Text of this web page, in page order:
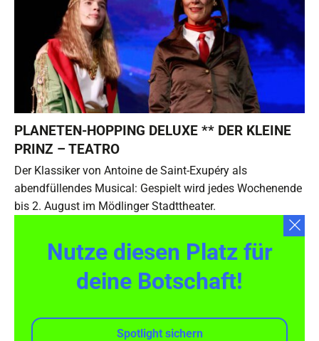
PLANETEN-HOPPING DELUXE ** DER KLEINE
PRINZ – TEATRO
Der Klassiker von Antoine de Saint-Exupéry als
abendfüllendes Musical: Gespielt wird jedes Wochenende
bis 2. August im Mödlinger Stadttheater.
Nutze diesen Platz für
deine Botschaft!
Spotlight sichern